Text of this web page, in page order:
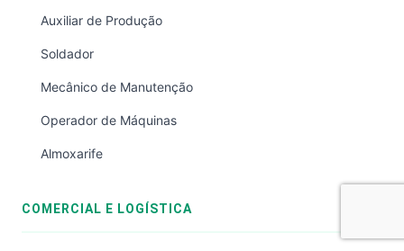
Auxiliar de Produção
Soldador
Mecânico de Manutenção
Operador de Máquinas
Almoxarife
COMERCIAL E LOGÍSTICA